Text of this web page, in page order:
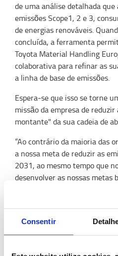
Consentir
de uma análise detalhada
emissões Scope1, 2 e 3,
de energias renováveis.
concluída, a ferramenta
Toyota Material Handling
colaborativa para refinar as
a linha de base de emissões.
Espera-se que isso se torne
missão da empresa de reduzir
montante" da sua cadeia de
“Ao contrário da maioria das
a nossa meta de reduzir as
2031, ao mesmo tempo que
desenvolver as nossas metas
afirma Ernesto Domínguez,
totalmente a agenda EU Fit
outubro de 2023 para definir